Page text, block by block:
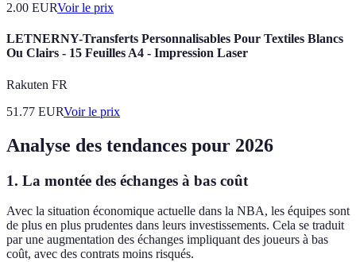
2.00 EURVoir le prix
LETNERNY-Transferts Personnalisables Pour Textiles Blancs
Ou Clairs - 15 Feuilles A4 - Impression Laser
Rakuten FR
51.77 EURVoir le prix
Analyse des tendances pour 2026
1. La montée des échanges à bas coût
Avec la situation économique actuelle dans la NBA, les équipes sont
de plus en plus prudentes dans leurs investissements. Cela se traduit
par une augmentation des échanges impliquant des joueurs à bas
coût, avec des contrats moins risqués.